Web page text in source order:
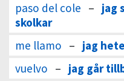
paso del cole – jag
skolkar
me llamo – jag
vuelvo – jag går